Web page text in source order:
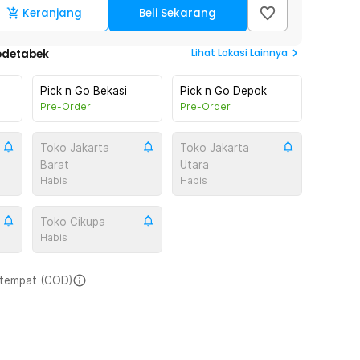
Keranjang Beli Sekarang
Lihat Lokasi Lainnya
Pick n Go Bekasi
Pre-Order
Pick n Go Depok
Pre-Order
Toko Jakarta
Barat
Habis
Toko Jakarta
Utara
Habis
Toko Cikupa
Habis
(COD)